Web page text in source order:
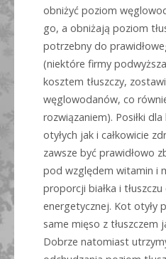
obniżyć poziom
go, a obniżają poziom
potrzebny do
(niektóre firmy
kosztem tłuszczy,
węglowodanów, co
rozwiązaniem). Posiłki
otyłych jak i całkowicie
zawsze być prawidłowo
pod względem witamin i
proporcji białka i
energetycznej. Kot otyły
same mięso z tłuszczem
Dobrze natomiast